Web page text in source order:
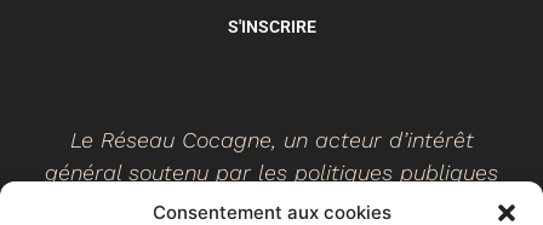
Consentement aux cookies
S'INSCRIRE
Le Réseau Cocagne, un acteur d’intérêt
général soutenu par les politiques publiques